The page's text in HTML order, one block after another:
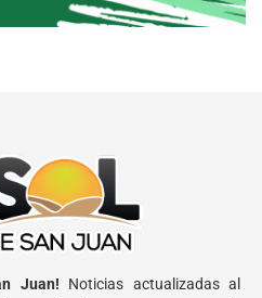
Juan! Noticias actualizadas al